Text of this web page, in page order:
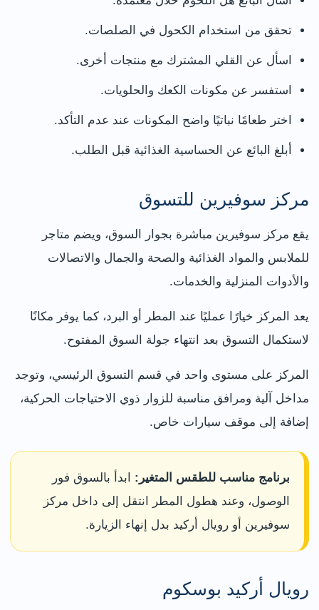
تحقق من استخدام الكحول في الصلصات.
اسأل عن القلي المشترك مع منتجات أخرى.
استفسر عن مكونات الكعك والحلويات.
اختر طعامًا نباتيًا واضح المكونات عند عدم التأكد.
أبلغ البائع عن الحساسية الغذائية قبل الطلب.
مركز سوفيرين للتسوق
يقع مركز سوفيرين مباشرة بجوار السوق، ويضم متاجر
للملابس والمواد الغذائية والصحة والجمال والاتصالات
والأدوات المنزلية والخدمات.
يعد المركز خيارًا عمليًا عند المطر أو البرد، كما يوفر مكانًا
لاستكمال التسوق بعد انتهاء جولة السوق المفتوح.
المركز على مستوى واحد في قسم التسوق الرئيسي، وتوجد
مداخل آلية ومرافق مناسبة للزوار ذوي الاحتياجات الحركية،
إضافة إلى موقف سيارات خاص.
برنامج مناسب للطقس المتغير: ابدأ بالسوق فور
الوصول، وعند هطول المطر انتقل إلى داخل مركز
سوفيرين أو رويال أركيد بدل إنهاء الزيارة.
رويال أركيد بوسكوم